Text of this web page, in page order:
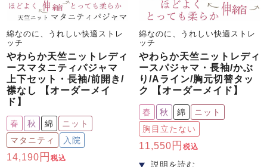
綿なのに、うれしい快適ストレ
ッチ
やわらか天竺ニットレディ
ースマタニティパジャマ
上下セット・長袖/前開き/
襟なし 【オーダーメイ
ド】
春 秋 綿
ニット
マタニティ
入院
14,190 税込
綿なのに、うれしい快適ストレ
ッチ
やわらか天竺ニットレディ
ースパジャマ・長袖/かぶ
り/Aライン/胸元切替タッ
ク 【オーダーメイド】
春 秋 綿
ニット
胸目立たない
11,550 税込